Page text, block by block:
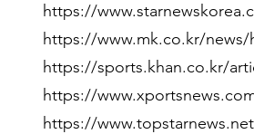
https://
https://www.mk.co.kr/news/
https://sports.khan.co.kr/
https://
https://